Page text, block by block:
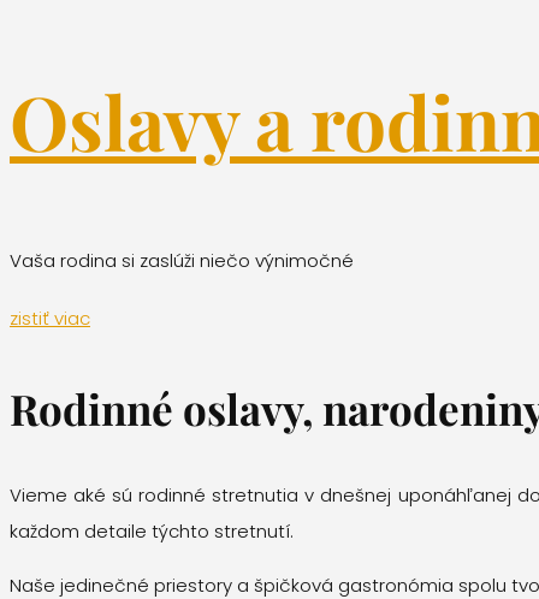
Oslavy a
Vaša rodina si zaslúži niečo výnimočné
zistiť viac
Rodinné oslavy,
Vieme aké sú rodinné stretnutia v dnešnej uponáhľanej
každom detaile týchto stretnutí.
Naše jedinečné priestory a špičková gastronómia spolu